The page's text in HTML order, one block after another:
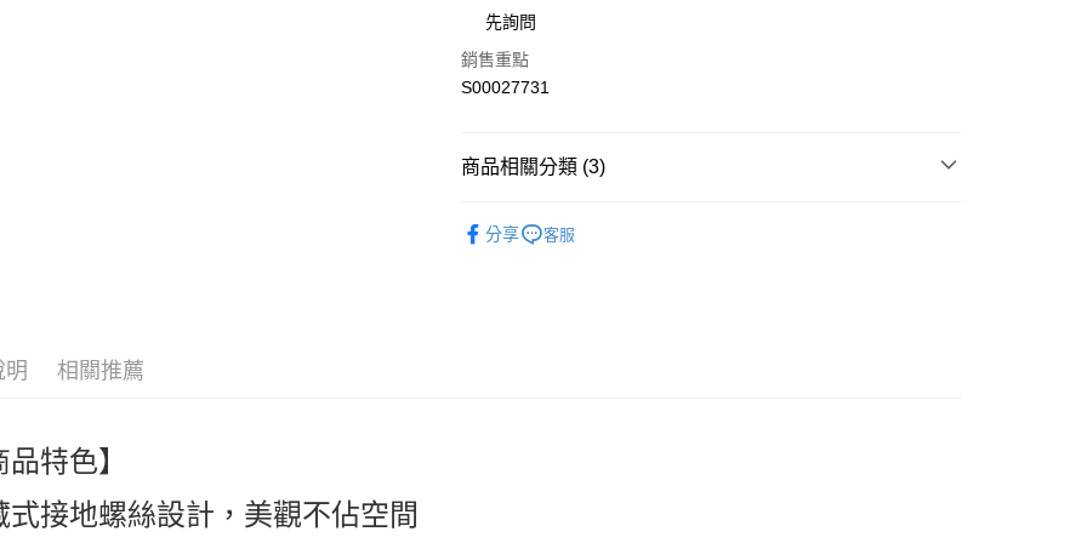
街口支付
全盈+PAY
運送方式
全家付款取貨
先詢問
銷售重點
S00027731
商品相關分類 (3)
appliances
分享 客服
明 相關推薦
品特色】
式接地螺絲設計，美觀不佔空間